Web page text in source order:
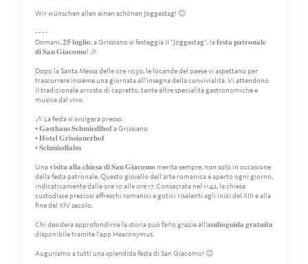
Wir wünschen allen einen schönen Joggestag! 😊
- - - -
Domani, 𝟐𝟓 𝐥𝐮𝐠𝐥𝐢𝐨, a Grissiano si festeggia il "Joggestag", la 𝐟𝐞𝐬𝐭𝐚 𝐩𝐚𝐭𝐫𝐨𝐧𝐚𝐥𝐞
𝐝𝐢 𝐒𝐚𝐧 𝐆𝐢𝐚𝐜𝐨𝐦𝐨! 🎉
Dopo la Santa Messa delle ore 10:30, le locande del paese vi aspettano per
trascorrere insieme una giornata all'insegna della convivialità. Vi attendono
il tradizionale arrosto di capretto, tante altre specialità gastronomiche e
musica dal vivo.
🎶 La festa si svolgerà presso:
• 𝐆𝐚𝐬𝐭𝐡𝐚𝐮𝐬 𝐒𝐜𝐡𝐦𝐢𝐞𝐝𝐥𝐡𝐨𝐟 a Grissiano
• 𝐇𝐨𝐭𝐞𝐥 𝐆𝐫𝐢𝐬𝐬𝐢𝐚𝐧𝐞𝐫𝐡𝐨𝐟
• 𝐒𝐜𝐡𝐦𝐢𝐞𝐝𝐥𝐚𝐥𝐦
Una 𝐯𝐢𝐬𝐢𝐭𝐚 𝐚𝐥𝐥𝐚 𝐜𝐡𝐢𝐞𝐬𝐚 𝐝𝐢 𝐒𝐚𝐧 𝐆𝐢𝐚𝐜𝐨𝐦𝐨 merita sempre, non solo in occasione
della festa patronale. Questo gioiello dell'arte romanica è aperto ogni giorno,
indicativamente dalle ore 10 alle ore 17. Consacrata nel 1142, la chiesa
custodisce preziosi affreschi romanici e gotici risalenti agli inizi del XIII e alla
fine del XIV secolo.
Chi desidera approfondirne la storia può farlo grazie all'𝐚𝐮𝐝𝐢𝐨𝐠𝐮𝐢𝐝𝐚 𝐠𝐫𝐚𝐭𝐮𝐢𝐭𝐚
disponibile tramite l'app Hearonymus.
Auguriamo a tutti una splendida festa di San Giacomo! 😊